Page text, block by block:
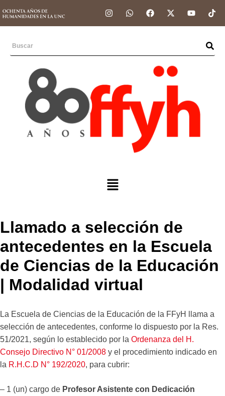
Llamado a selección de
antecedentes en la Escuela
de Ciencias de la Educación
| Modalidad virtual
La Escuela de Ciencias de la Educación de la FFyH llama a
selección de antecedentes, conforme lo dispuesto por la Res.
51/2021, según lo establecido por la Ordenanza del H.
Consejo Directivo N° 01/2008 y el procedimiento indicado en
la R.H.C.D N° 192/2020, para cubrir:
– 1 (un) cargo de Profesor Asistente con Dedicación